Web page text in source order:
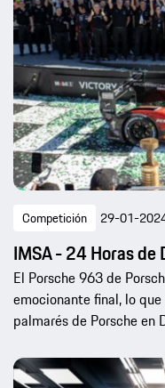
Competición 29-01-
IMSA - 24 Horas
El Porsche 963 de
emocionante final, lo
palmarés de Porsche en